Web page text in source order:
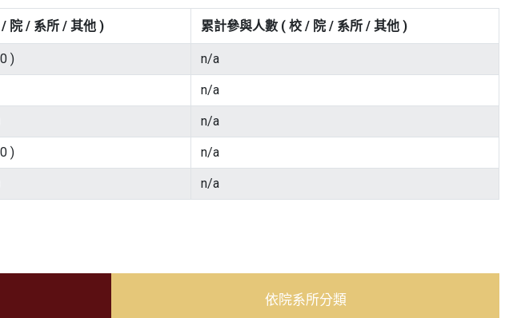
院 / 系所 / 其他 ) 累計參與人數 ( 校 / 院 / 系所 / 其他 )
) n/a
n/a
n/a
) n/a
n/a
依院系所分類